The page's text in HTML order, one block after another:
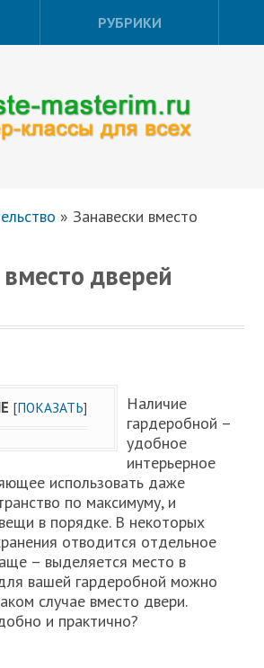
РУБРИКИ
» Занавески вместо
дверей
[ПОКАЗАТЬ]
Наличие
гардеробной –
удобное
интерьерное
использовать даже
по максимуму, и
в порядке. В некоторых
отводится отдельное
– выделяется место в
вашей гардеробной можно
случае вместо двери.
и практично?